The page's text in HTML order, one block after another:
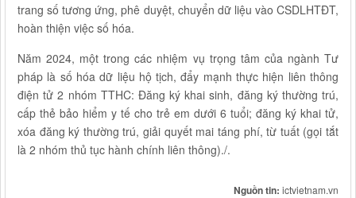
trang số tương ứng, phê duyệt, chuyển dữ liệu vào CSDLHTĐT,
hoàn thiện việc số hóa.
Năm 2024, một trong các nhiệm vụ trọng tâm của ngành Tư
pháp là số hóa dữ liệu hộ tịch, đẩy mạnh thực hiện liên thông
điện tử 2 nhóm TTHC: Đăng ký khai sinh, đăng ký thường trú,
cấp thẻ bảo hiểm y tế cho trẻ em dưới 6 tuổi; đăng ký khai tử,
xóa đăng ký thường trú, giải quyết mai táng phí, từ tuất (gọi tắt
là 2 nhóm thủ tục hành chính liên thông)./.
Nguồn tin: ictvietnam.vn